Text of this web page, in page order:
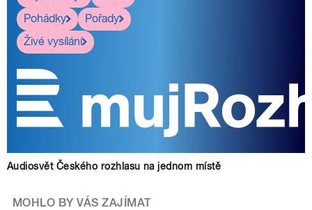
Pohádky
Pořady
Živé vysílání
Audiosvět Českého rozhlasu na jednom místě
MOHLO BY VÁS ZAJÍMAT